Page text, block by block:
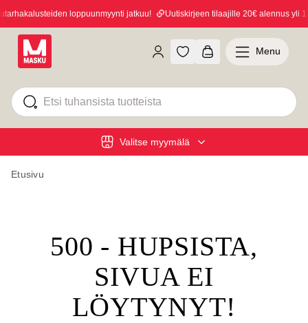
loppuunmyynti jatkuu! Uutiskirjeen tilaajille 20€ alennus yli
Valitse myymälä
Menu
Etusivu
500 - HUPSISTA,
SIVUA EI
LÖYTYNYT!